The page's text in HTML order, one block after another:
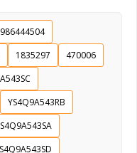
1835297
470006
YS4Q9A543RB